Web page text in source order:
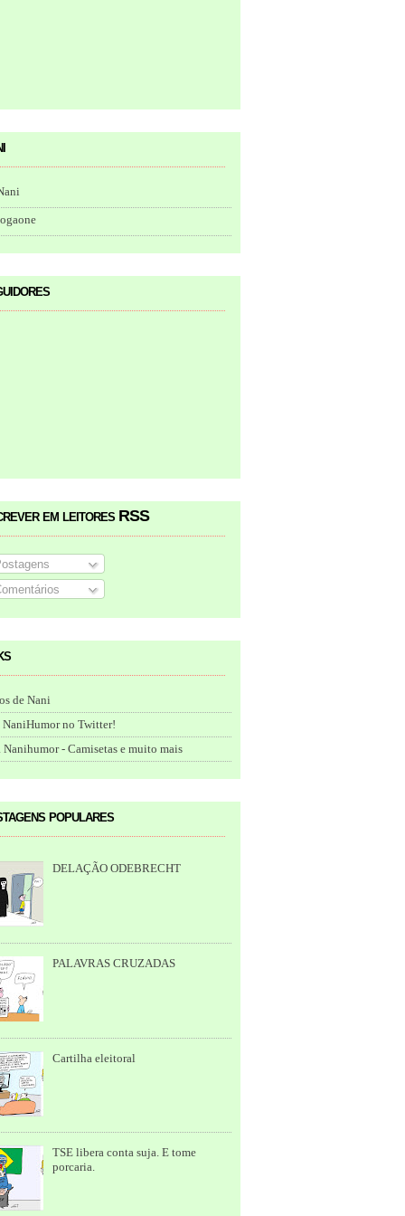
em leitores RSS
de Nani
NaniHumor no Twitter!
- Camisetas e muito mais
populares
DELAÇÃO ODEBRECHT
PALAVRAS CRUZADAS
Cartilha eleitoral
TSE libera conta suja. E tome
porcaria.